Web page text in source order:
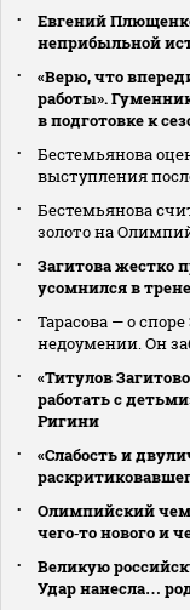
Евгений
неприбыльной
«Верю, что
работы».
в подготовке к
Бестемьянова
выступления
Бестемьянова
золото на
Загитова жестко
усомнился в
Тарасова — о
недоумении. Он
«Титулов
работать с
Ригини
«Слабость и
Олимпийский
чего‑то нового и
Великую
Удар нанесла…